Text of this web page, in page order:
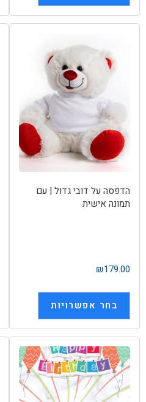
הדפסה על דובי גדול | עם
תמונה אישית
₪179.00
בחר אפשרויות